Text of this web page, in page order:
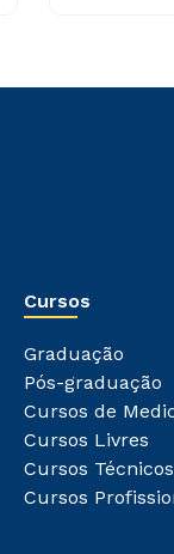
Cursos
Graduação
Pós-graduação
Cursos de
Cursos Livres
Cursos Técnicos
Cursos